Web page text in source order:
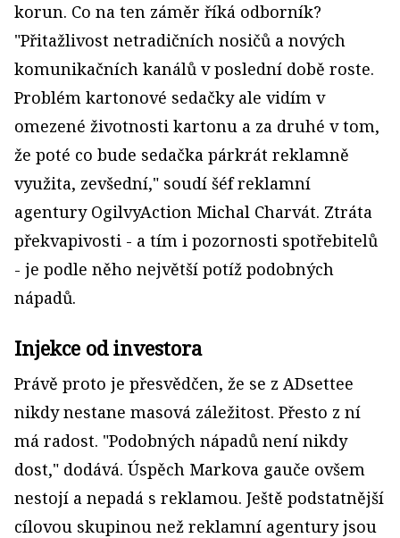
korun. Co na ten záměr říká odborník?
"Přitažlivost netradičních nosičů a nových
komunikačních kanálů v poslední době roste.
Problém kartonové sedačky ale vidím v
omezené životnosti kartonu a za druhé v tom,
že poté co bude sedačka párkrát reklamně
využita, zevšední," soudí šéf reklamní
agentury OgilvyAction Michal Charvát. Ztráta
překvapivosti - a tím i pozornosti spotřebitelů
- je podle něho největší potíž podobných
nápadů.
Injekce od investora
Právě proto je přesvědčen, že se z ADsettee
nikdy nestane masová záležitost. Přesto z ní
má radost. "Podobných nápadů není nikdy
dost," dodává. Úspěch Markova gauče ovšem
nestojí a nepadá s reklamou. Ještě podstatnější
cílovou skupinou než reklamní agentury jsou